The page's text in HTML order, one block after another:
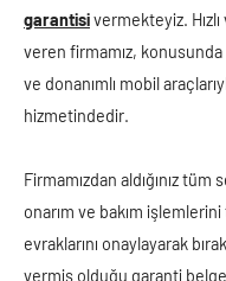
garantisivermekteyiz.
veren firmamız,
ve donanımlı mobil
hizmetindedir.
Firmamızdan aldığınız
onarım ve bakım
evraklarını onaylayarak
vermiş olduğu garanti